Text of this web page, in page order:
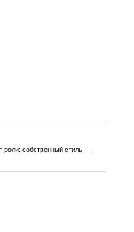
роли: собственный стиль —